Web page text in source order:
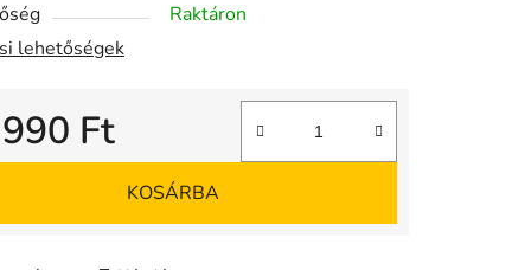
Raktáron
lehetőségek
Ft
KOSÁRBA